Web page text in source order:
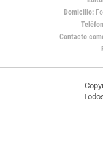
Domicilio:
Contacto